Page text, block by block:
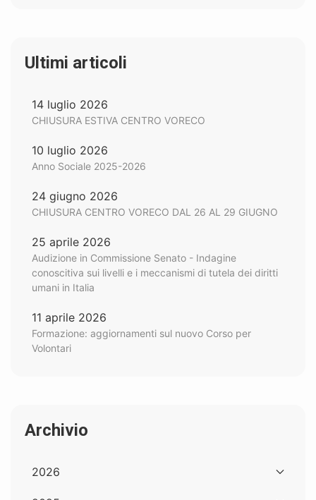
Ultimi articoli
14 luglio 2026
CHIUSURA ESTIVA CENTRO VORECO
10 luglio 2026
Anno Sociale 2025-2026
24 giugno 2026
CHIUSURA CENTRO VORECO DAL 26 AL 29 GIUGNO
25 aprile 2026
Audizione in Commissione Senato - Indagine
conoscitiva sui livelli e i meccanismi di tutela dei diritti
umani in Italia
11 aprile 2026
Formazione: aggiornamenti sul nuovo Corso per
Volontari
Archivio
2026